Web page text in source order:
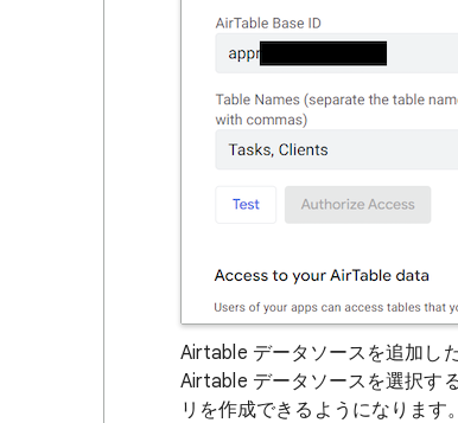
Airtable データソースを追加し
Airtable データソースを選択す
リを作成できるようになります。